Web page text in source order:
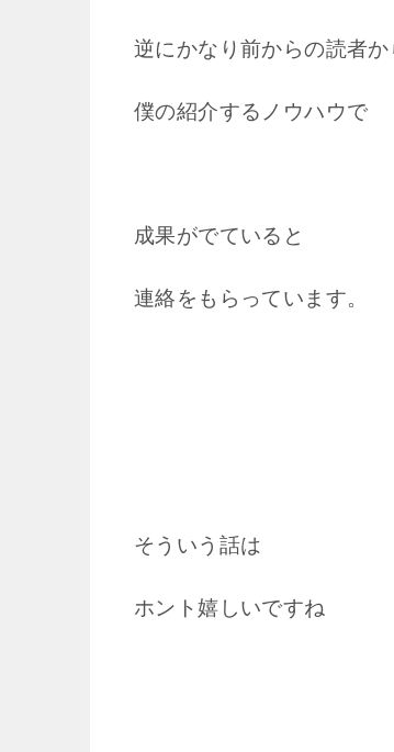
逆にかなり前からの読者か
僕の紹介するノウハウで
成果がでていると
連絡をもらっています。
そういう話は
ホント嬉しいですね